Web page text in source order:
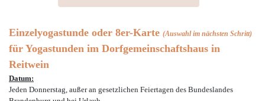
Einzelyogastunde oder 8er-Karte (Auswahl im nächsten Schritt)
für Yogastunden im Dorfgemeinschaftshaus in
Reitwein
Datum:
Jeden Donnerstag, außer an gesetzlichen Feiertagen des Bundeslandes